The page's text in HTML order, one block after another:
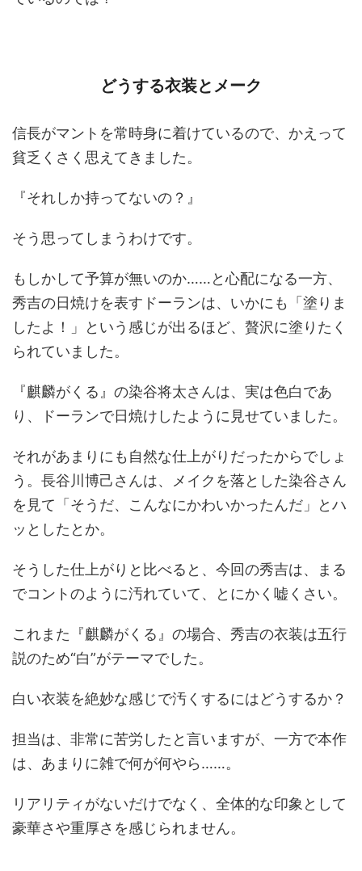
どうする衣装とメーク
信長がマントを常時身に着けているので、かえって
貧乏くさく思えてきました。
『それしか持ってないの？』
そう思ってしまうわけです。
もしかして予算が無いのか……と心配になる一方、
秀吉の日焼けを表すドーランは、いかにも「塗りま
したよ！」という感じが出るほど、贅沢に塗りたく
られていました。
『麒麟がくる』の染谷将太さんは、実は色白であ
り、ドーランで日焼けしたように見せていました。
それがあまりにも自然な仕上がりだったからでしょ
う。長谷川博己さんは、メイクを落とした染谷さん
を見て「そうだ、こんなにかわいかったんだ」とハ
ッとしたとか。
そうした仕上がりと比べると、今回の秀吉は、まる
でコントのように汚れていて、とにかく嘘くさい。
これまた『麒麟がくる』の場合、秀吉の衣装は五行
説のため“白”がテーマでした。
白い衣装を絶妙な感じで汚くするにはどうするか？
担当は、非常に苦労したと言いますが、一方で本作
は、あまりに雑で何が何やら……。
リアリティがないだけでなく、全体的な印象として
豪華さや重厚さを感じられません。